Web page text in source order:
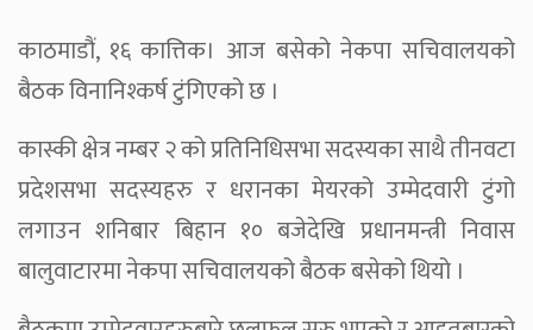
काठमाडौं, १६ कात्तिक। आज बसेको नेकपा सचिवालयको
बैठक विनानिश्कर्ष टुंगिएको छ ।
कास्की क्षेत्र नम्बर २ को प्रतिनिधिसभा सदस्यका साथै तीनवटा
प्रदेशसभा सदस्यहरु र धरानका मेयरको उम्मेदवारी टुंगो
लगाउन शनिबार बिहान १० बजेदेखि प्रधानमन्त्री निवास
बालुवाटारमा नेकपा सचिवालयको बैठक बसेको थियो ।